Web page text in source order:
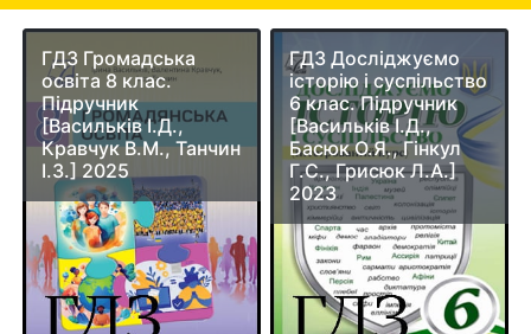
ГДЗ Громадська
освіта 8 клас.
Підручник
[Васильків І.Д.,
Кравчук В.М., Танчин
І.З.] 2025
ГДЗ Досліджуємо
історію і суспільство
6 клас. Підручник
[Васильків І.Д.,
Басюк О.Я., Гінкул
Г.С., Грисюк Л.А.]
2023